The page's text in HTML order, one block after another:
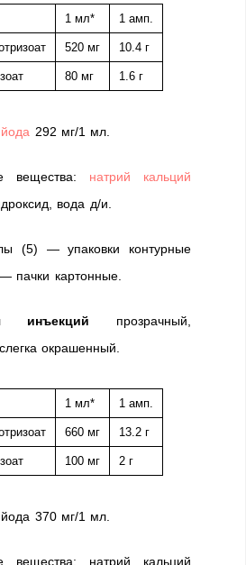
1 мл* 1 амп.
520 мг 10.4 г
80 мг 1.6 г
йода 292 мг/1 мл.
вещества: натрий
кальций
вода д/и.
(5) — упаковки контурные
пачки картонные.
инъекций прозрачный,
окрашенный.
1 мл* 1 амп.
660 мг 13.2 г
100 мг 2 г
370 мг/1 мл.
вещества: натрий кальций